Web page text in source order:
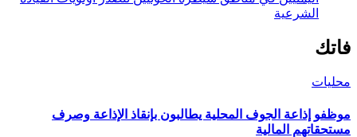
الشرعية
فاتك
محليات
موظفو إذاعة الجوف المحلية يطالبون بإنقاذ الإذاعة وصرف
مستحقاتهم المالية